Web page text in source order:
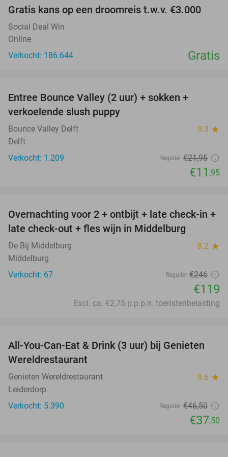
Gratis kans op een droomreis t.w.v. €3.000
Social Deal Win
Online
Verkocht: 186.644
Gratis
Entree Bounce Valley (2 uur) + sokken +
verkoelende slush puppy
Bounce Valley Delft 9.3 star
Delft
Verkocht: 1.209
Regulier €21,95
€11 ,95
52%
Overnachting voor 2 + ontbijt + late check-in +
late check-out + fles wijn in Middelburg
De Bij Middelburg 8.2 star
Middelburg
Verkocht: 67
Regulier €246
€119
Excl. ca. €2,75 p.p.p.n. toeristenbelasting
19%
All-You-Can-Eat & Drink (3 uur) bij Genieten
Wereldrestaurant
Genieten Wereldrestaurant 9.6 star
Leiderdorp
Verkocht: 5.390
Regulier €46,50
€37,50